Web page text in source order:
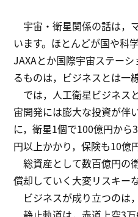
宇宙・衛星関係の話は，
います。ほとんどが国や科
JAXAとか国際宇宙ステー
るものは，ビジネスとは一
では，人工衛星ビジネス
宙開発には膨大な投資が伴
に，衛星1個で100億円か
円以上かかり，保険も10億
総資産として数百億円の
償却していく大変リスキー
ビジネスが成り立つのは